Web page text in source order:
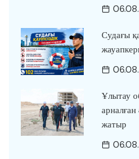
Судағы
Ұлытау
жатыр